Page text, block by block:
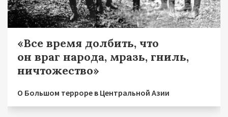
«Все время долбить, что
он враг народа, мразь, гниль,
ничтожество»
О Большом терроре в Центральной Азии